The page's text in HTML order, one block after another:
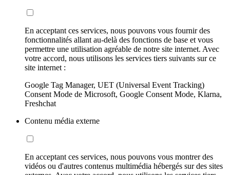
En acceptant ces services, nous pouvons vous fournir des
fonctionnalités allant au-delà des fonctions de base et vous
permettre une utilisation agréable de notre site internet. Avec
votre accord, nous utilisons les services tiers suivants sur ce
site internet :
Google Tag Manager, UET (Universal Event Tracking)
Consent Mode de Microsoft, Google Consent Mode, Klarna,
Freshchat
Contenu média externe
En acceptant ces services, nous pouvons vous montrer des
vidéos ou d'autres contenus multimédia hébergés sur des sites